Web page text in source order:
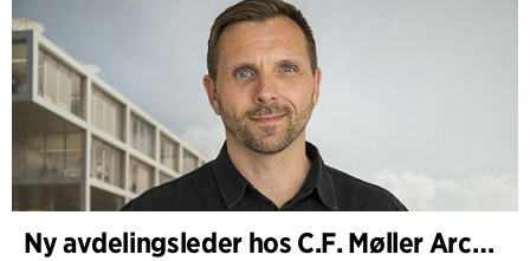
Ny avdelingsleder hos C.F. Møller Architects i København